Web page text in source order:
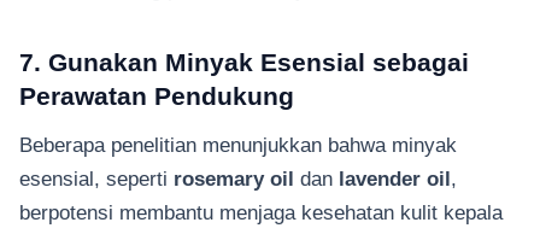
7. Gunakan Minyak Esensial sebagai
Perawatan Pendukung
Beberapa penelitian menunjukkan bahwa minyak
esensial, seperti rosemary oil dan lavender oil ,
berpotensi membantu menjaga kesehatan kulit kepala